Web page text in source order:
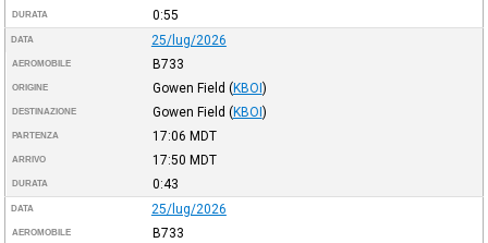
DURATA 0:55
DATA 25/lug/2026
AEROMOBILE B733
ORIGINE Gowen Field (KBOI )
DESTINAZIONE Gowen Field (KBOI )
PARTENZA 17:06 MDT
ARRIVO 17:50 MDT
DURATA 0:43
DATA 25/lug/2026
AEROMOBILE B733